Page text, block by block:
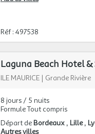
Réf : 497538
Laguna Beach Hotel &
ILE MAURICE | Grande Rivière
8 jours / 5 nuits
Formule Tout compris
Départ de Bordeaux Lille
Autres villes